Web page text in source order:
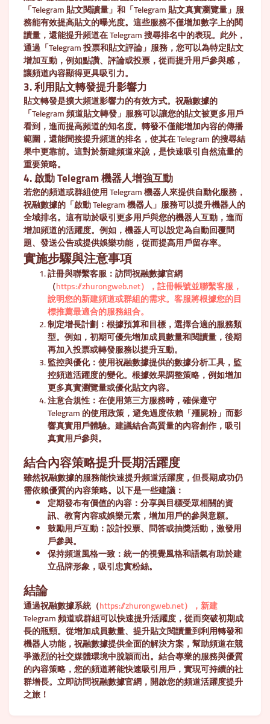
「Telegram 貼文閱讀量」和「Telegram 貼文真實瀏覽量」服
務能有效提高貼文的曝光度。這些服務不僅增加數字上的閱
讀量，還能提升頻道在 Telegram 搜尋排名中的表現。此外，
通過「Telegram 投票和貼文評論」服務，您可以為特定貼文
增加互動，例如點讚、評論或投票，從而提升用戶參與感，
讓頻道內容顯得更具吸引力。
3. 利用貼文轉發提升影響力
貼文轉發是擴大頻道影響力的有效方式。祝融數據的
「Telegram 頻道貼文轉發」服務可以讓您的貼文被更多用戶
看到，進而提高頻道的知名度。轉發不僅能增加內容的傳播
範圍，還能間接提升頻道的排名，使其在 Telegram 的搜尋結
果中更靠前。這對於新建頻道來說，是快速吸引自然流量的
重要策略。
4. 啟動 Telegram 機器人增強互動
若您的頻道或群組使用 Telegram 機器人來提供自動化服務，
祝融數據的「啟動 Telegram 機器人」服務可以提升機器人的
全域排名。這有助於吸引更多用戶與您的機器人互動，進而
增加頻道的活躍度。例如，機器人可以設定為自動回覆問
題、發送公告或提供娛樂功能，從而提高用戶留存率。
實施步驟與注意事項
註冊與聯繫客服：訪問祝融數據官網
（https://zhurongweb.net），註冊帳號並聯繫客服，
說明您的新建頻道或群組的需求。客服將根據您的目
標推薦最適合的服務組合。
制定增長計劃 ：根據預算和目標，選擇合適的服務類
型。例如，初期可優先增加成員數量和閱讀量，後期
再加入投票或轉發服務以提升互動。
監控與優化：使用祝融數據提供的數據分析工具，監
控頻道活躍度的變化。根據效果調整策略，例如增加
更多真實瀏覽量或優化貼文內容。
注意合規性 ：在使用第三方服務時，確保遵守
Telegram 的使用政策，避免過度依賴「殭屍粉」而影
響真實用戶體驗。建議結合高質量的內容創作，吸引
真實用戶參與。
結合內容策略提升長期活躍度
雖然祝融數據的服務能快速提升頻道活躍度，但長期成功仍
需依賴優質的內容策略。以下是一些建議：
定期發布有價值的內容 ：分享與目標受眾相關的資
訊、教育內容或娛樂元素，增加用戶的參與意願。
鼓勵用戶互動 ：設計投票、問答或抽獎活動，激發用
戶參與。
保持頻道風格一致 ：統一的視覺風格和語氣有助於建
立品牌形象，吸引忠實粉絲。
結論
通過祝融數據系統（https://zhurongweb.net），新建
Telegram 頻道或群組可以快速提升活躍度，從而突破初期成
長的瓶頸。從增加成員數量、提升貼文閱讀量到利用轉發和
機器人功能，祝融數據提供全面的解決方案，幫助頻道在競
爭激烈的社交媒體環境中脫穎而出。結合專業的服務與優質
的內容策略，您的頻道將能快速吸引用戶，實現可持續的社
群增長。立即訪問祝融數據官網，開啟您的頻道活躍度提升
之旅！